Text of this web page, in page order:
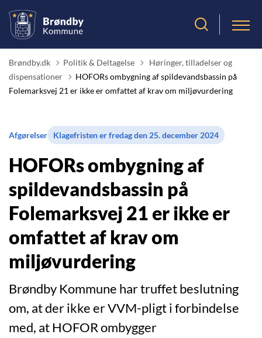
Brøndby.dk Politik & Deltagelse Tilbage til
Høringer, tilladelser og
dispensationer
HOFORs ombygning af spildevandsbassin på
Folemarksvej 21 er ikke er omfattet af krav om miljøvurdering
Afgørelser Klagefristen er fredag den 25. december 2024
HOFORs ombygning af
spildevandsbassin på
Folemarksvej 21 er ikke er
omfattet af krav om
miljøvurdering
Brøndby Kommune har truffet beslutning
om, at der ikke er VVM-pligt i forbindelse
med, at HOFOR ombygger